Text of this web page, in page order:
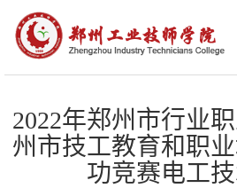
2022年郑州市行业
州市技工教育和职
功竞赛电工